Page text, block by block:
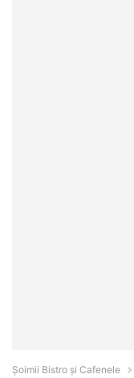
Șoimii Bistro și Cafenele